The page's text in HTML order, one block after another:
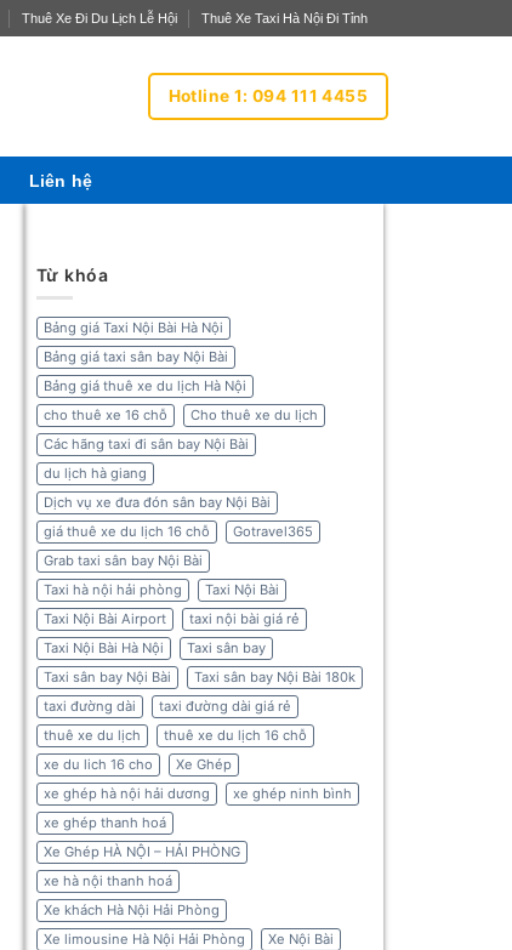
Thuê Xe Đi Du Lịch Lễ Hội Thuê Xe Taxi Hà Nội Đi Tỉnh
Hotline 1: 094 111 4455
Liên hệ
Từ khóa
Bảng giá Taxi Nội Bài Hà Nội
Bảng giá taxi sân bay Nội Bài
Bảng giá thuê xe du lịch Hà Nội
cho thuê xe 16 chỗ
Cho thuê xe du lịch
Các hãng taxi đi sân bay Nội Bài
du lịch hà giang
Dịch vụ xe đưa đón sân bay Nội Bài
giá thuê xe du lịch 16 chỗ
Gotravel365
Grab taxi sân bay Nội Bài
Taxi hà nội hải phòng
Taxi Nội Bài
Taxi Nội Bài Airport
taxi nội bài giá rẻ
Taxi Nội Bài Hà Nội
Taxi sân bay
Taxi sân bay Nội Bài
Taxi sân bay Nội Bài 180k
taxi đường dài
taxi đường dài giá rẻ
thuê xe du lịch
thuê xe du lịch 16 chỗ
xe du lich 16 cho
Xe Ghép
xe ghép hà nội hải dương
xe ghép ninh bình
xe ghép thanh hoá
Xe Ghép HÀ NỘI – HẢI PHÒNG
xe hà nội thanh hoá
Xe khách Hà Nội Hải Phòng
Xe limousine Hà Nội Hải Phòng
Xe Nội Bài